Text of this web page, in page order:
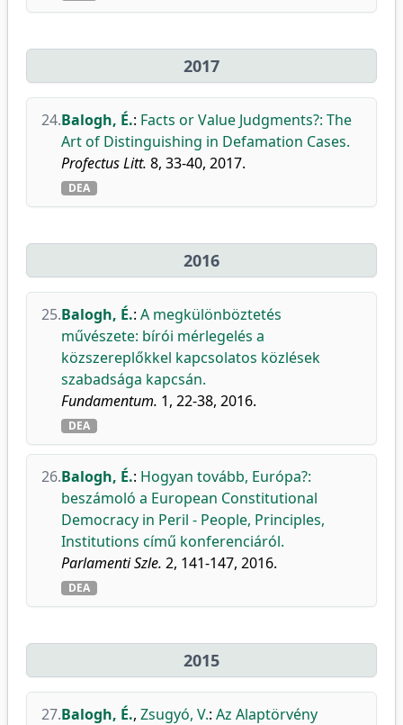
2017
24.Balogh, É.: Facts or Value Judgments?: The
Art of Distinguishing in Defamation Cases.
Profectus Litt. 8, 33-40, 2017.
DEA
2016
25.Balogh, É.: A megkülönböztetés
művészete: bírói mérlegelés a
közszereplőkkel kapcsolatos közlések
szabadsága kapcsán.
Fundamentum. 1, 22-38, 2016.
DEA
26.Balogh, É.: Hogyan tovább, Európa?:
beszámoló a European Constitutional
Democracy in Peril - People, Principles,
Institutions című konferenciáról.
Parlamenti Szle. 2, 141-147, 2016.
DEA
2015
27.Balogh, É., Zsugyó, V.: Az Alaptörvény